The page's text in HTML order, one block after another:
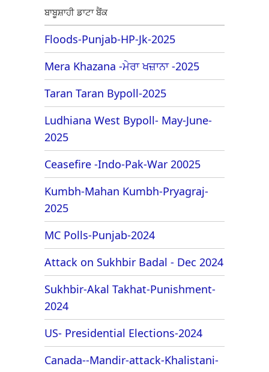
ਬਾਬੂਸ਼ਾਹੀ ਡਾਟਾ ਬੈਂਕ
Floods-Punjab-HP-Jk-2025
Mera Khazana -ਮੇਰਾ ਖਜ਼ਾਨਾ -2025
Taran Taran Bypoll-2025
Ludhiana West Bypoll- May-June-
2025
Ceasefire -Indo-Pak-War 20025
Kumbh-Mahan Kumbh-Pryagraj-
2025
MC Polls-Punjab-2024
Attack on Sukhbir Badal - Dec 2024
Sukhbir-Akal Takhat-Punishment-
2024
US- Presidential Elections-2024
Canada--Mandir-attack-Khalistani-